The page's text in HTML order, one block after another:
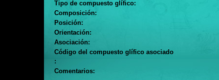
Tipo de compuesto glífico:
Composición:
Posición:
Orientación:
Asociación:
Código del compuesto glífico asociado
:
Comentarios: